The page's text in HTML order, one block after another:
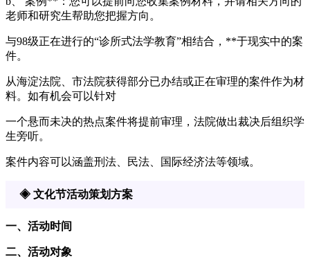
老师和研究生帮助您把握方向。
与98级正在进行的“诊所式法学教育”相结合，**于现实中的案
件。
从海淀法院、市法院获得部分已办结或正在审理的案件作为材
料。如有机会可以针对
一个悬而未决的热点案件将提前审理，法院做出裁决后组织学
生旁听。
案件内容可以涵盖刑法、民法、国际经济法等领域。
◈ 文化节活动策划方案
一、活动时间
二、活动对象